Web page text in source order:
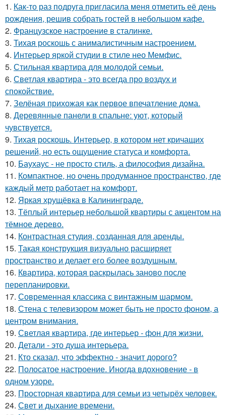
1. Как-то раз подруга пригласила меня отметить её день
рождения, решив собрать гостей в небольшом кафе.
2. Французское настроение в сталинке.
3. Тихая роскошь с анималистичным настроением.
4. Интерьер яркой студии в стиле нео Мемфис.
5. Стильная квартира для молодой семьи.
6. Светлая квартира - это всегда про воздух и
спокойствие.
7. Зелёная прихожая как первое впечатление дома.
8. Деревянные панели в спальне: уют, который
чувствуется.
9. Тихая роскошь. Интерьер, в котором нет кричащих
решений, но есть ощущение статуса и комфорта.
10. Баухаус - не просто стиль, а философия дизайна.
11. Компактное, но очень продуманное пространство, где
каждый метр работает на комфорт.
12. Яркая хрущёвка в Калининграде.
13. Тёплый интерьер небольшой квартиры с акцентом на
тёмное дерево.
14. Контрастная студия, созданная для аренды.
15. Такая конструкция визуально расширяет
пространство и делает его более воздушным.
16. Квартира, которая раскрылась заново после
перепланировки.
17. Современная классика с винтажным шармом.
18. Стена с телевизором может быть не просто фоном, а
центром внимания.
19. Светлая квартира, где интерьер - фон для жизни.
20. Детали - это душа интерьера.
21. Кто сказал, что эффектно - значит дорого?
22. Полосатое настроение. Иногда вдохновение - в
одном узоре.
23. Просторная квартира для семьи из четырёх человек.
24. Свет и дыхание времени.